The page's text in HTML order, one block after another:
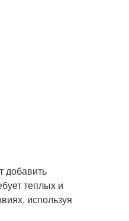
добавить
теплых и
используя